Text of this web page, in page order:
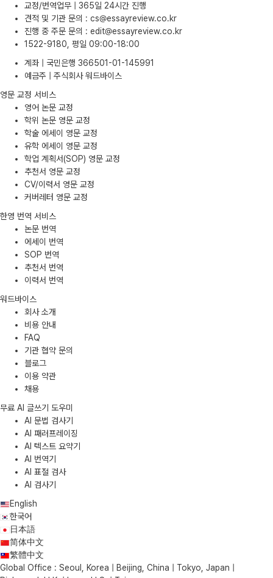
교정/번역업무 | 365일 24시간 진행
견적 및 기관 문의 : cs@essayreview.co.kr
진행 중 주문 문의 : edit@essayreview.co.kr
1522-9180, 평일 09:00-18:00
계좌 | 국민은행 366501-01-145991
예금주 | 주식회사 워드바이스
영문 교정 서비스
영어 논문 교정
학위 논문 영문 교정
학술 에세이 영문 교정
유학 에세이 영문 교정
학업 계획서(SOP) 영문 교정
추천서 영문 교정
CV/이력서 영문 교정
커버레터 영문 교정
한영 번역 서비스
논문 번역
에세이 번역
SOP 번역
추천서 번역
이력서 번역
워드바이스
회사 소개
비용 안내
FAQ
기관 협약 문의
블로그
이용 약관
채용
무료 AI 글쓰기 도우미
AI 문법 검사기
AI 패러프레이징
AI 텍스트 요약기
AI 번역기
AI 표절 검사
AI 검사기
English
한국어
日本語
简体中文
繁體中文
Global Office : Seoul, Korea | Beijing, China | Tokyo, Japan |